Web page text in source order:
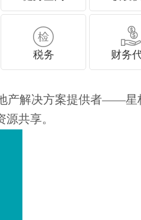
税务 财务
产解决方案提供者——
共享。